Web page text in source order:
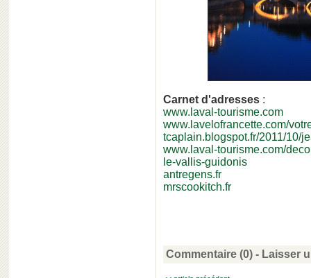
Carnet d'adresses :
www.laval-tourisme.com
www.lavelofrancette.com/
tcaplain.blogspot.fr/2011/10/
www.laval-tourisme.com/
le-vallis-guidonis
antregens.fr
mrscookitch.fr
Commentaire (0) - Laisser